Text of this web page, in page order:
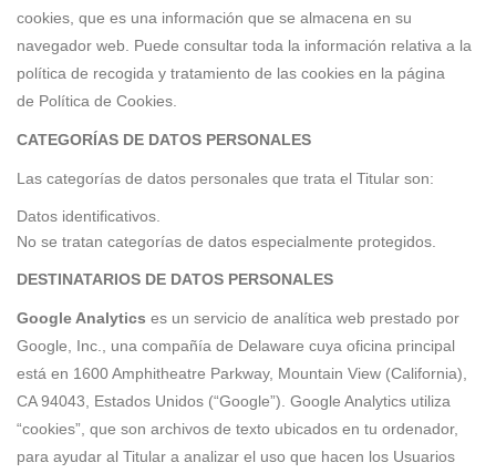
cookies, que es una información que se almacena en su
navegador web. Puede consultar toda la información relativa a la
política de recogida y tratamiento de las cookies en la página
de Política de Cookies.
CATEGORÍAS DE DATOS PERSONALES
Las categorías de datos personales que trata el Titular son:
Datos identificativos.
No se tratan categorías de datos especialmente protegidos.
DESTINATARIOS DE DATOS PERSONALES
Google Analytics es un servicio de analítica web prestado por
Google, Inc., una compañía de Delaware cuya oficina principal
está en 1600 Amphitheatre Parkway, Mountain View (California),
CA 94043, Estados Unidos (“Google”). Google Analytics utiliza
“cookies”, que son archivos de texto ubicados en tu ordenador,
para ayudar al Titular a analizar el uso que hacen los Usuarios